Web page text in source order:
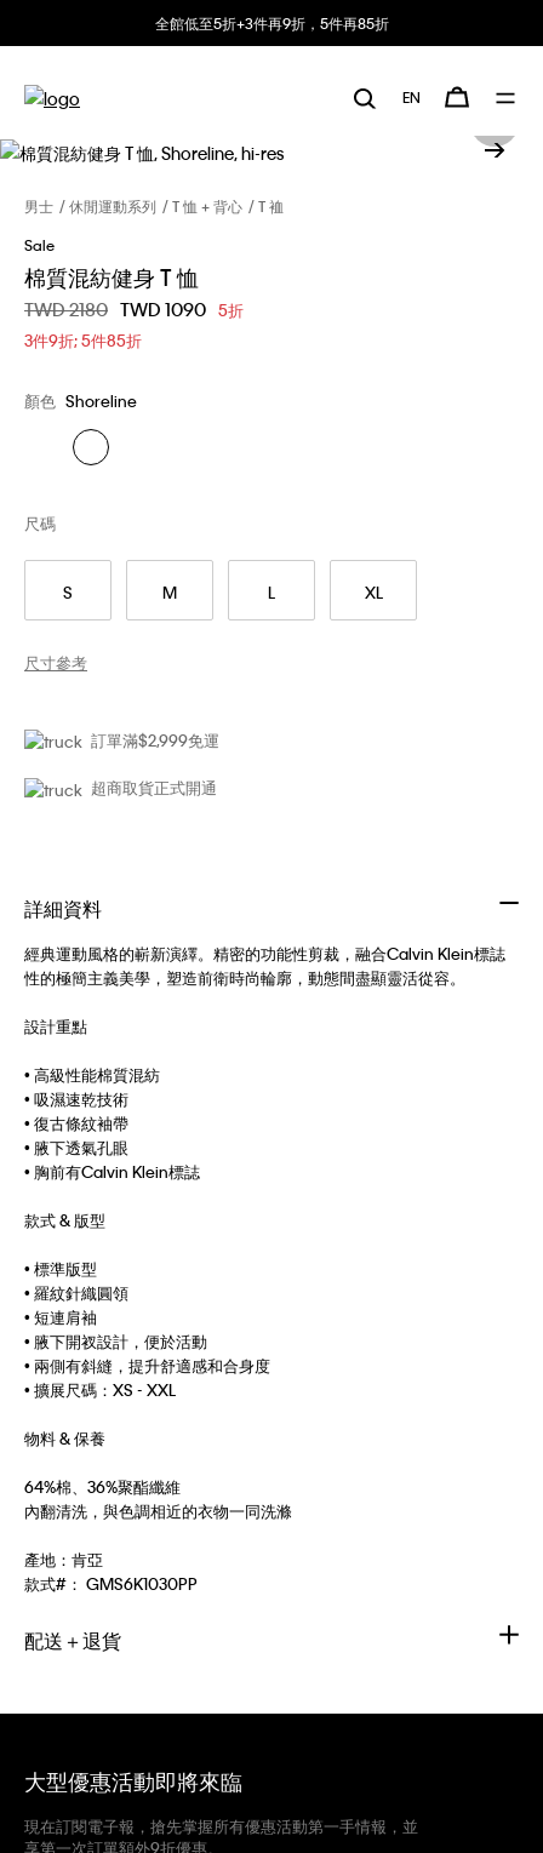
全館低至5折+3件再9折，5件再85折
EN
男士 休閒運動系列 T 恤 + 背心
T 裇
Sale
棉質混紡健身 T 恤
價格扣減從
TWD 2180 至
TWD 1090 5折
3件9折; 5件85折
顏色 Shoreline
S M L XL
尺碼
尺寸參考
訂單滿$2,999免運
超商取貨正式開通
詳細資料
經典運動風格的嶄新演繹。精密的功能性剪裁，融合Calvin Klein標誌
性的極簡主義美學，塑造前衛時尚輪廓，動態間盡顯靈活從容。
設計重點
• 高級性能棉質混紡
• 吸濕速乾技術
• 復古條紋袖帶
• 腋下透氣孔眼
• 胸前有Calvin Klein標誌
款式 & 版型
• 標準版型
• 羅紋針織圓領
• 短連肩袖
• 腋下開衩設計，便於活動
• 兩側有斜縫，提升舒適感和合身度
• 擴展尺碼：XS - XXL
物料 & 保養
64%棉、36%聚酯纖維
內翻清洗，與色調相近的衣物一同洗滌
產地：肯亞
款式#： GMS6K1030PP
配送＋退貨
大型優惠活動即將來臨
現在訂閱電子報，搶先掌握所有優惠活動第一手情報，並
享第一次訂單額外9折優惠。